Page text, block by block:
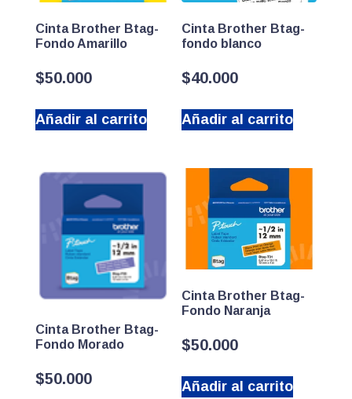
Cinta Brother Btag-
Fondo Amarillo
$50.000
Añadir al carrito
Cinta Brother Btag-
fondo blanco
$40.000
Añadir al carrito
Cinta Brother Btag-
Fondo Morado
$50.000
Cinta Brother Btag-
Fondo Naranja
$50.000
Añadir al carrito